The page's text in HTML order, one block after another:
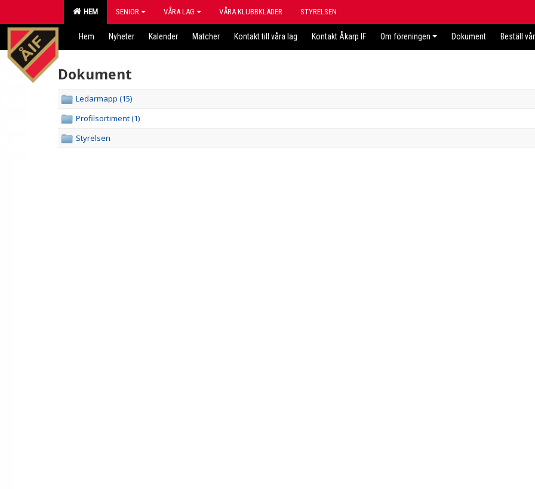
HEM SENIOR VÅRA LAG VÅRA KLUBBKLÄDER STYRELSEN
Hem Nyheter Kalender Matcher Kontakt till våra lag Kontakt Åkarp IF Om föreningen Dokument Beställ
Dokument
Ledarmapp (15)
Profilsortiment (1)
Styrelsen